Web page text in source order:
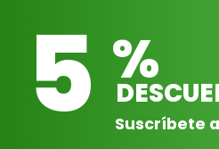
5 %
Suscríbete